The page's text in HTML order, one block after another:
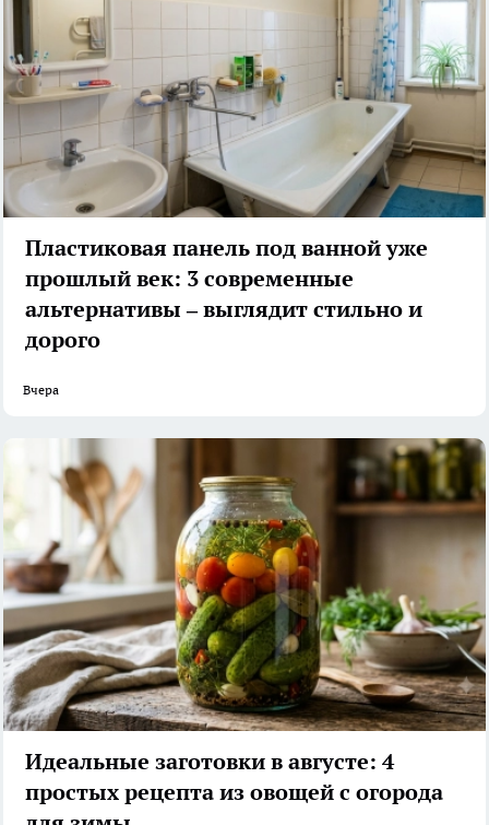
Пластиковая панель под ванной уже
прошлый век: 3 современные
альтернативы – выглядит стильно и
дорого
Вчера
Идеальные заготовки в августе: 4
простых рецепта из овощей с огорода